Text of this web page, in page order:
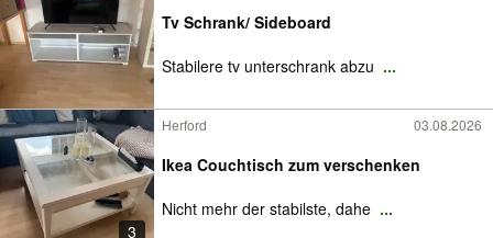
Tv Schrank/ Sideboard
Stabilere tv unterschrank abzu ...
3
Herford 03.08.2026
Ikea Couchtisch zum verschenken
Nicht mehr der stabilste, dahe ...